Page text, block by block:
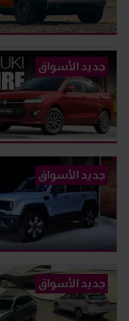
جديد الأسواق
جديد الأسواق
جديد الأسواق